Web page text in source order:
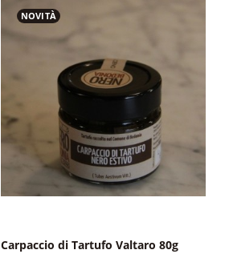
NOVITÀ
Carpaccio di Tartufo Valtaro 80g